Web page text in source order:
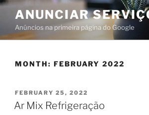
ANUNCIAR
Anúncios na primeira página do Google
MONTH: FEBRUARY 2022
FEBRUARY 25, 2022
Ar Mix Refrigeração